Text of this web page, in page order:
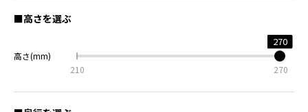
■高さを選ぶ
高さ(mm)
270
210 270